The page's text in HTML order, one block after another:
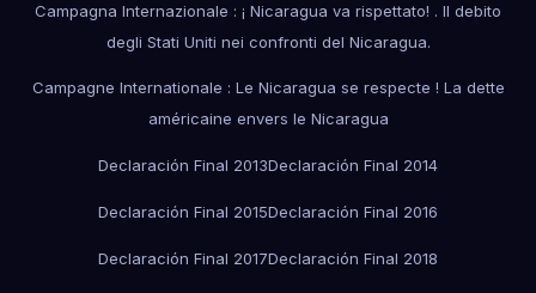
Campagna Internazionale : ¡ Nicaragua va rispettato! . Il debito
degli Stati Uniti nei confronti del Nicaragua.
Campagne Internationale : Le Nicaragua se respecte ! La dette
américaine envers le Nicaragua
Declaración Final 2013Declaración Final 2014
Declaración Final 2015Declaración Final 2016
Declaración Final 2017Declaración Final 2018